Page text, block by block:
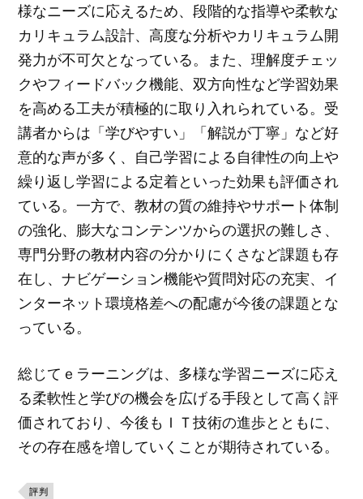
様なニーズに応えるため、段階的な指導や柔軟な
カリキュラム設計、高度な分析やカリキュラム開
発力が不可欠となっている。また、理解度チェッ
クやフィードバック機能、双方向性など学習効果
を高める工夫が積極的に取り入れられている。受
講者からは「学びやすい」「解説が丁寧」など好
意的な声が多く、自己学習による自律性の向上や
繰り返し学習による定着といった効果も評価され
ている。一方で、教材の質の維持やサポート体制
の強化、膨大なコンテンツからの選択の難しさ、
専門分野の教材内容の分かりにくさなど課題も存
在し、ナビゲーション機能や質問対応の充実、イ
ンターネット環境格差への配慮が今後の課題とな
っている。
総じてｅラーニングは、多様な学習ニーズに応え
る柔軟性と学びの機会を広げる手段として高く評
価されており、今後もＩＴ技術の進歩とともに、
その存在感を増していくことが期待されている。
評判